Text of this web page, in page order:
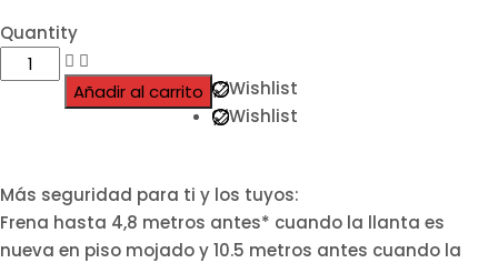
Quantity
Wishlist
Añadir al carrito
Wishlist
Más seguridad para ti y los tuyos:
Frena hasta 4,8 metros antes* cuando la llanta es
nueva en piso mojado y 10.5 metros antes cuando la